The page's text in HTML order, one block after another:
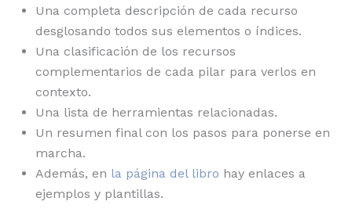
Una completa descripción de cada recurso
desglosando todos sus elementos o índices.
Una clasificación de los recursos
complementarios de cada pilar para verlos en
contexto.
Una lista de herramientas relacionadas.
Un resumen final con los pasos para ponerse en
marcha.
Además, en la página del libro hay enlaces a
ejemplos y plantillas.